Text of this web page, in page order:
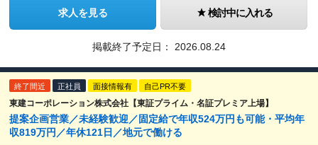
求人を見る 検討中に入れる
掲載終了予定日： 2026.08.24
終了間近 正社員 面接情報有 自己PR不要
東建コーポレーション株式会社【東証プライム・名証プレミア上場】
提案企画営業／未経験歓迎／固定給で年収524万円も可能・平均年
収819万円／年休121日／地元で働ける